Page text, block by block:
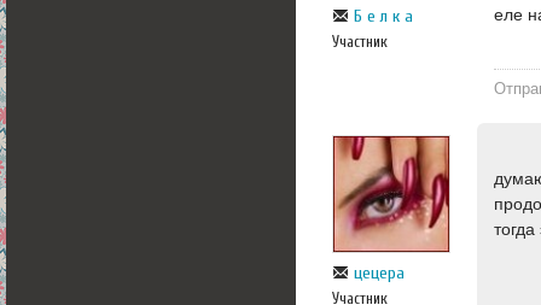
Б е л к а
Участник
еле
цецера
Участник